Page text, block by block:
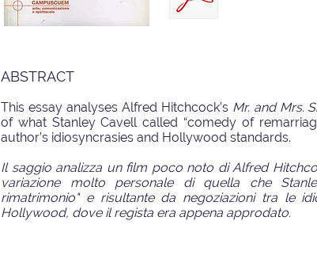
ABSTRACT
This essay analyses Alfred Hitchcock’s Mr. and Mrs.
of what Stanley Cavell called “comedy of
author’s idiosyncrasies and Hollywood standards.
Il saggio analizza un film poco noto di Alfred
variazione molto personale di quella che
rimatrimonio" e risultante da negoziazioni tra le
Hollywood, dove il regista era appena approdato.